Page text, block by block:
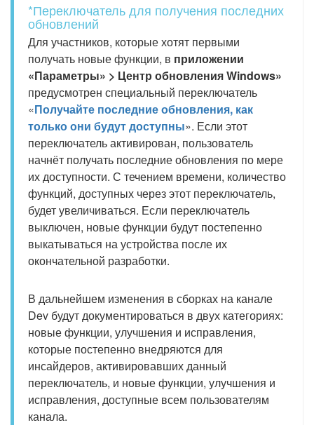
*Переключатель для получения последних
обновлений
Для участников, которые хотят первыми
получать новые функции, в приложении
«Параметры» > Центр обновления Windows»
предусмотрен специальный переключатель
«Получайте последние обновления, как
только они будут доступны». Если этот
переключатель активирован, пользователь
начнёт получать последние обновления по мере
их доступности. С течением времени, количество
функций, доступных через этот переключатель,
будет увеличиваться. Если переключатель
выключен, новые функции будут постепенно
выкатываться на устройства после их
окончательной разработки.
В дальнейшем изменения в сборках на канале
Dev будут документироваться в двух категориях:
новые функции, улучшения и исправления,
которые постепенно внедряются для
инсайдеров, активировавших данный
переключатель, и новые функции, улучшения и
исправления, доступные всем пользователям
канала.